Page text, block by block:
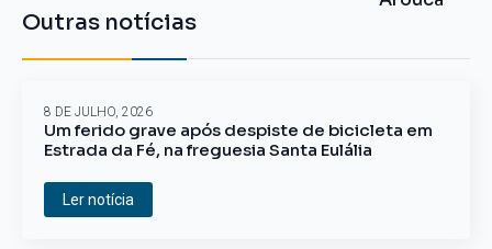
Outras notícias
Um ferido grave após despiste de bicicleta em
Estrada da Fé, na freguesia Santa Eulália
8 DE JULHO, 2026
Ler notícia